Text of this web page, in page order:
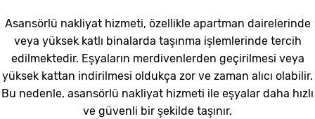
Asansörlü nakliyat hizmeti, özellikle apartman dairelerinde
veya yüksek katlı binalarda taşınma işlemlerinde tercih
edilmektedir. Eşyaların merdivenlerden geçirilmesi veya
yüksek kattan indirilmesi oldukça zor ve zaman alıcı olabilir.
Bu nedenle, asansörlü nakliyat hizmeti ile eşyalar daha hızlı
ve güvenli bir şekilde taşınır.